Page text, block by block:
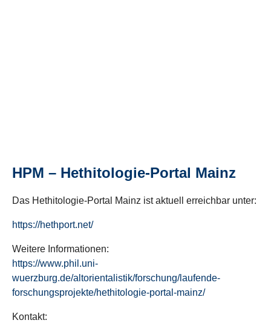
HPM – Hethitologie-Portal Mainz
Das Hethitologie-Portal Mainz ist aktuell erreichbar unter:
https://hethport.net/
Weitere Informationen:
https://www.phil.uni-
wuerzburg.de/altorientalistik/forschung/laufende-
forschungsprojekte/hethitologie-portal-mainz/
Kontakt: